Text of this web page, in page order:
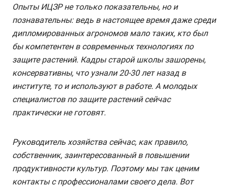
Опыты ИЦЗР не только показательны, но и
познавательны: ведь в настоящее время даже среди
дипломированных агрономов мало таких, кто был
бы компетентен в современных технологиях по
защите растений. Кадры старой школы зашорены,
консервативны, что узнали 20-30 лет назад в
институте, то и используют в работе. А молодых
специалистов по защите растений сейчас
практически не готовят.
Руководитель хозяйства сейчас, как правило,
собственник, заинтересованный в повышении
продуктивности культур. Поэтому мы так ценим
контакты с профессионалами своего дела. Вот